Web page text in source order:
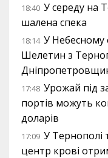
18:40 У середу на
шалена спека
18:14 У Небесному
Шелетин з
17:48 Урожай під
портів можуть
доларів
17:09 У Тернополі
центр крові